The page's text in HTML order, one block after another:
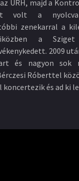
URH, majd a
volt a
zenekarral a
a
2009
és nagyon sok
Róberttel
és ad ki